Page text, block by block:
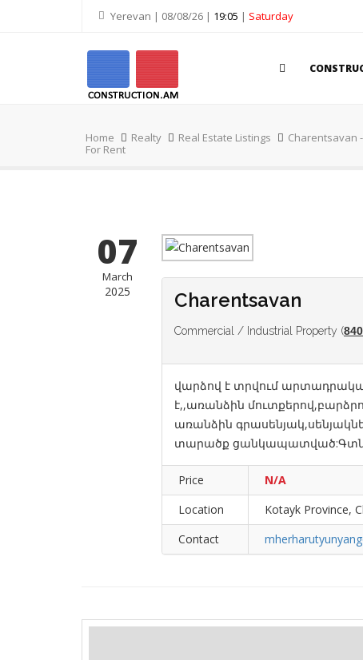
Yerevan | 08/08/26 | 19:05 | Saturday
Home Realty Real Estate Listings
Charentsavan
For Rent
Charentsavan
Commercial / Industrial Property (840
վարձով է տրվում
է,,առանձին
առանձին
տարածք
Price
N/A
Location
Kotayk Province,
Contact
07
March
2025